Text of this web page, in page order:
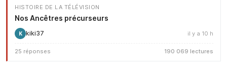
HISTOIRE DE LA TÉLÉVISION
Nos Ancêtres précurseurs
K kiki37 il y a 10 h
25 réponses 190 069 lectures